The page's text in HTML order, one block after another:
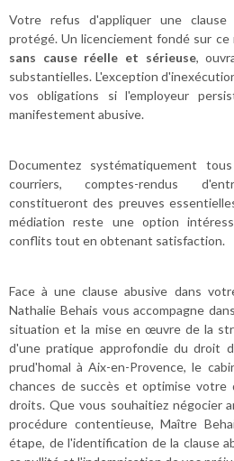
Votre refus d'appliquer une
protégé. Un licenciement fondé sur ce
sans cause réelle et sérieuse,
substantielles. L'exception
vos obligations si l'employeur
manifestement abusive.
Documentez systématiquement
courriers, comptes-rendus
constitueront des preuves
médiation reste une option
conflits tout en obtenant satisfaction.
Face à une clause abusive dans
Nathalie Behais vous accompagne
situation et la mise en œuvre de la
d'une pratique approfondie du droit
prud'homal à Aix-en-Provence, le
chances de succès et optimise votre
droits. Que vous souhaitiez négocier
procédure contentieuse, Maître
étape, de l'identification de la clause